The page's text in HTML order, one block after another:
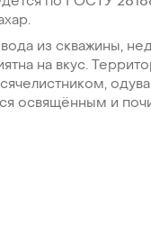
из скважины,
на вкус.
освящённым и